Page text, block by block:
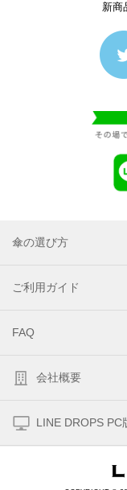
新商
傘の選び方
ご利用ガイド
FAQ
会社概要
LINE DROPS PC